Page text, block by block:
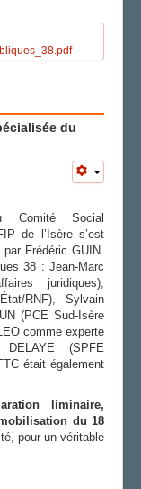
du
Comité Social
de l’Isère s’est
Frédéric GUIN.
38 : Jean-Marc
juridiques),
RNF), Sylvain
(PCE Sud-Isère
comme experte
DELAYE (SPFE
était également
liminaire,
du 18
pour un véritable